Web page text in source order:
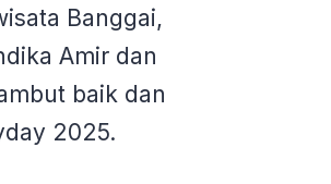
Banggai,
Amir dan
baik dan
2025.